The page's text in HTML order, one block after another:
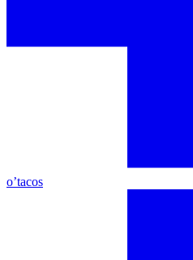
o’tacos